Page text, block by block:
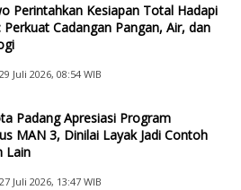
Perintahkan Kesiapan Total Hadapi
Perkuat Cadangan Pangan, Air, dan
29 Juli 2026, 08:54 WIB
Padang Apresiasi Program
MAN 3, Dinilai Layak Jadi Contoh
Lain
27 Juli 2026, 13:47 WIB